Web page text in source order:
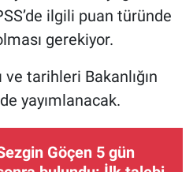
ilgili puan türünde
gerekiyor.
ve tarihleri Bakanlığın
yayımlanacak.
Göçen 5 gün